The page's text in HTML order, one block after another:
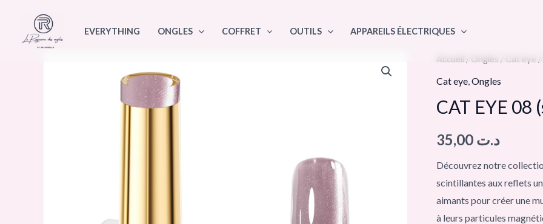
contenu
EVERYTHING ONGLES COFFRET OUTILS APPAREILS ÉLECTRIQUES
Accueil / Ongles / Cat eye /
Cat eye Ongles
CAT EYE 08
د.ت
Découvrez notre
scintillantes aux reflets
aimants pour créer une
à leurs particules